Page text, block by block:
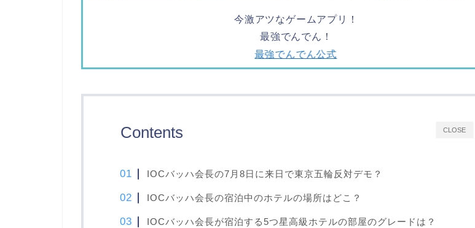
今激アツなゲームアプリ！
最強でんでん！
最強でんでん公式
CLOSE
Contents
IOCバッハ会長の7月8日に来日で東京五輪反対デモ？
IOCバッハ会長の宿泊中のホテルの場所はどこ？
IOCバッハ会長が宿泊する5つ星高級ホテルの部屋のグレードは？